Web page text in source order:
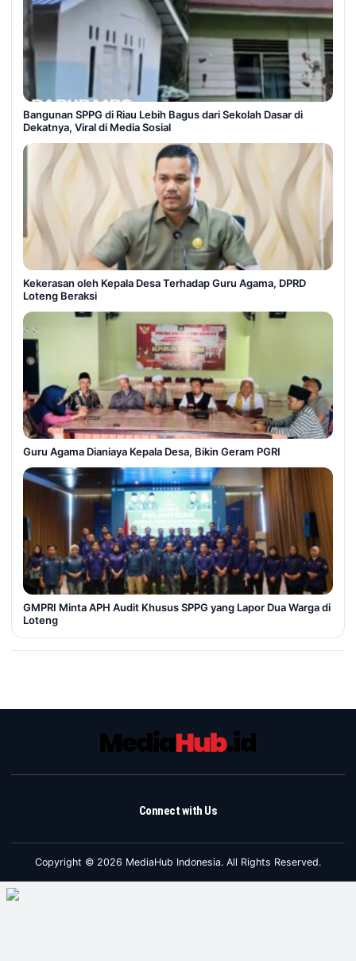
Bangunan SPPG di Riau Lebih Bagus dari Sekolah Dasar di
Dekatnya, Viral di Media Sosial
Kekerasan oleh Kepala Desa Terhadap Guru Agama, DPRD
Loteng Beraksi
Guru Agama Dianiaya Kepala Desa, Bikin Geram PGRI
GMPRI Minta APH Audit Khusus SPPG yang Lapor Dua Warga di
Loteng
Connect with Us
Copyright © 2026 MediaHub Indonesia. All Rights Reserved.